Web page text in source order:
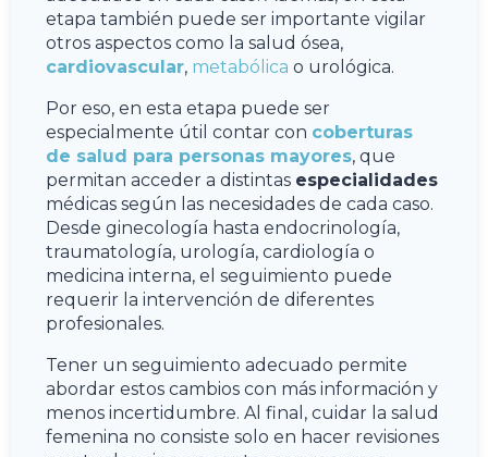
etapa también puede ser importante vigilar
otros aspectos como la salud ósea,
cardiovascular, metabólica o urológica.
Por eso, en esta etapa puede ser
especialmente útil contar con coberturas
de salud para personas mayores, que
permitan acceder a distintas especialidades
médicas según las necesidades de cada caso.
Desde ginecología hasta endocrinología,
traumatología, urología, cardiología o
medicina interna, el seguimiento puede
requerir la intervención de diferentes
profesionales.
Tener un seguimiento adecuado permite
abordar estos cambios con más información y
menos incertidumbre. Al final, cuidar la salud
femenina no consiste solo en hacer revisiones